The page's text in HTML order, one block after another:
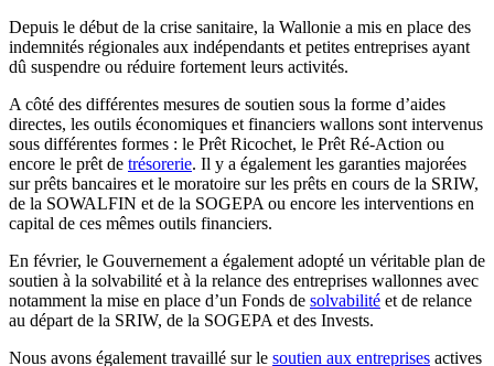
Depuis le début de la crise sanitaire, la Wallonie a mis en place des
indemnités régionales aux indépendants et petites entreprises ayant
dû suspendre ou réduire fortement leurs activités.
A côté des différentes mesures de soutien sous la forme d’aides
directes, les outils économiques et financiers wallons sont intervenus
sous différentes formes : le Prêt Ricochet, le Prêt Ré-Action ou
encore le prêt de trésorerie. Il y a également les garanties majorées
sur prêts bancaires et le moratoire sur les prêts en cours de la SRIW,
de la SOWALFIN et de la SOGEPA ou encore les interventions en
capital de ces mêmes outils financiers.
En février, le Gouvernement a également adopté un véritable plan de
soutien à la solvabilité et à la relance des entreprises wallonnes avec
notamment la mise en place d’un Fonds de solvabilité et de relance
au départ de la SRIW, de la SOGEPA et des Invests.
Nous avons également travaillé sur le soutien aux entreprises actives